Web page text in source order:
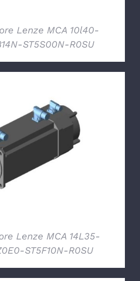
Lenze MCA 10l40-
ST5S00N-R0SU
DETTAGLI
Lenze MCA 14L35-
ST5F10N-R0SU